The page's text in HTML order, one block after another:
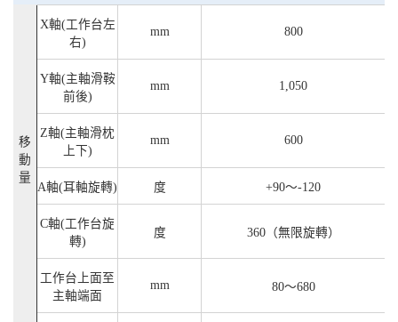
移
動
量
X軸(工作台左
右)
mm 800
Y軸(主軸滑鞍
前後)
mm 1,050
Z軸(主軸滑枕
上下)
mm 600
A軸(耳軸旋轉) 度 +90～-120
C軸(工作台旋
轉)
度 360（無限旋轉）
工作台上面至
主軸端面
mm 80～680